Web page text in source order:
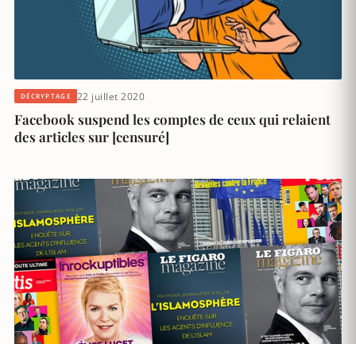
DÉCRYPTAGE 22 juillet 2020
Facebook suspend les comptes de ceux qui relaient
des articles sur [censuré]